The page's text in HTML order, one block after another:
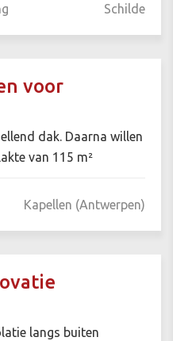
Schilde
voor
dak. Daarna willen
van 115 m²
Kapellen (Antwerpen)
langs buiten